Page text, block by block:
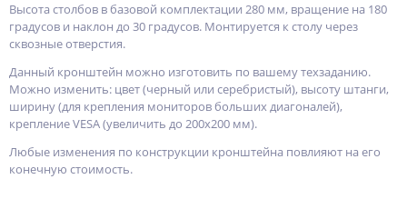
Выcота столбов в базовой комплектации 280 мм, вращение на 180
градусов и наклон до 30 градусов. Монтируется к столу через
сквозные отверстия.
Данный кронштейн можно изготовить по вашему техзаданию.
Можно изменить: цвет (черный или серебристый), высоту штанги,
ширину (для крепления мониторов больших диагоналей),
крепление VESA (увеличить до 200x200 мм).
Любые изменения по конструкции кронштейна повлияют на его
конечную стоимость.